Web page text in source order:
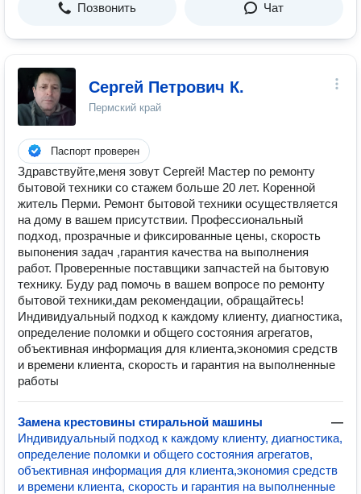
Позвонить Чат
Сергей Петрович К.
Пермский край
Паспорт проверен
Здравствуйте,меня зовут Сергей! Мастер по ремонту
бытовой техники со стажем больше 20 лет. Коренной
житель Перми. Ремонт бытовой техники осуществляется
на дому в вашем присутствии. Профессиональный
подход, прозрачные и фиксированные цены, скорость
выпонения задач ,гарантия качества на выполнения
работ. Проверенные поставщики запчастей на бытовую
технику. Буду рад помочь в вашем вопросе по ремонту
бытовой техники,дам рекомендации, обращайтесь!
Индивидуальный подход к каждому клиенту, диагностика,
определение поломки и общего состояния агрегатов,
объективная информация для клиента,экономия средств
и времени клиента, скорость и гарантия на выполненные
работы
Замена крестовины стиральной машины
—
Индивидуальный подход к каждому клиенту, диагностика,
определение поломки и общего состояния агрегатов,
объективная информация для клиента,экономия средств
и времени клиента, скорость и гарантия на выполненные